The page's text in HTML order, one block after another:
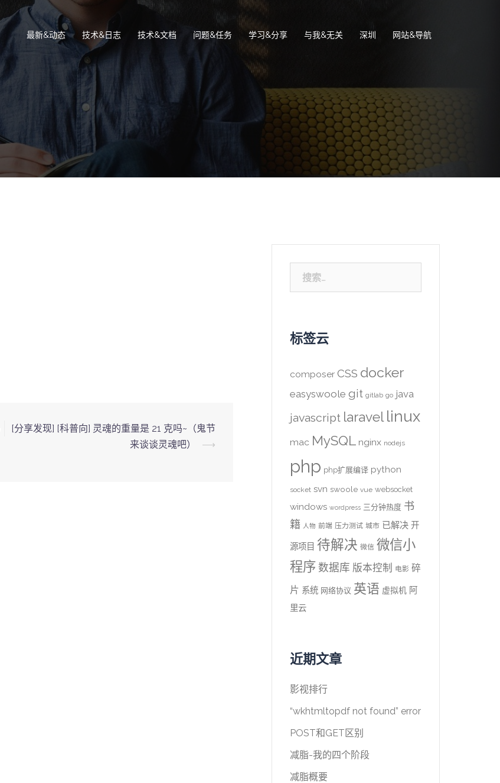
最新&动态 技术&日志 技术&文档 问题&任务 学习&分享 与我&无关 深圳 网站&导航
[分享发现] [科普向] 灵魂的重量是 21 克吗~（鬼节
来谈谈灵魂吧）
⟶
索：
标签云
composer CSS docker
easyswoole git gitlab go java
javascript laravel linux
mac MySQL nginx nodejs
php php扩展编译 python
socket svn swoole vue websocket
windows wordpress 三分钟热度 书
籍 人物 前端 压力测试 城市 已解决 开
源项目 待解决 微信 微信小
程序 数据库 版本控制 电影 碎
片 系统 网络协议 英语 虚拟机 阿
里云
近期文章
影视排行
“wkhtmltopdf not found” error
POST和GET区别
减脂-我的四个阶段
减脂概要